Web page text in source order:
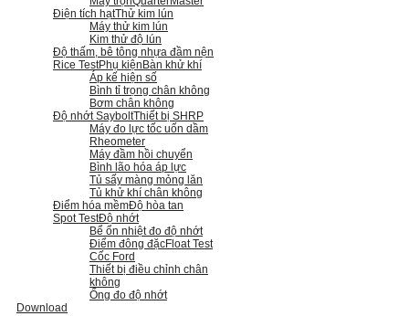
Điện tích hạtThử kim lún
Máy thử kim lún
Kim thử độ lún
Độ thấm, bê tông nhựa đầm nện
Rice TestPhụ kiện Bàn khử khí
Áp kế hiện số
Bình tỉ trọng chân không
Bơm chân không
Độ nhớt SayboltThiết bị SHRP
Máy đo lực tốc uốn dầm
Rheometer
Máy đầm hồi chuyển
Bình lão hóa áp lực
Tủ sấy màng mỏng lăn
Tủ khử khí chân không
Điểm hóa mềmĐộ hòa tan
Spot TestĐộ nhớt
Bể ổn nhiệt đo độ nhớt
Điểm đông đặcFloat Test
Cốc Ford
Thiết bị điều chỉnh chân
không
Ống đo độ nhớt
Download